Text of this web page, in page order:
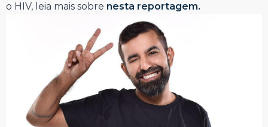
o HIV, leia mais sobre nesta reportagem.